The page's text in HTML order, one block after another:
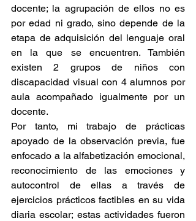
docente; la agrupación de ellos no es
por edad ni grado, sino depende de la
etapa de adquisición del lenguaje oral
en la que se encuentren. También
existen 2 grupos de niños con
discapacidad visual con 4 alumnos por
aula acompañado igualmente por un
docente.
Por tanto, mi trabajo de prácticas
apoyado de la observación previa, fue
enfocado a la alfabetización emocional,
reconocimiento de las emociones y
autocontrol de ellas a través de
ejercicios prácticos factibles en su vida
diaria escolar; estas actividades fueron